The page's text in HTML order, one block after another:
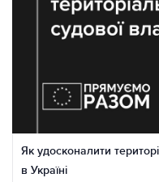
Як удосконалити
в Україні